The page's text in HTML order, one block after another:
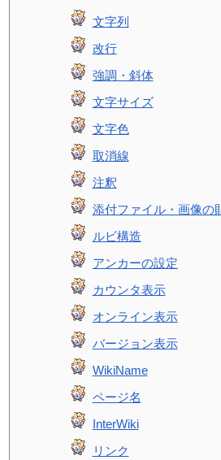
文字列
改行
強調・斜体
文字サイズ
文字色
取消線
注釈
添付ファイル・画像の
ルビ構造
アンカーの設定
カウンタ表示
オンライン表示
バージョン表示
WikiName
ページ名
InterWiki
リンク